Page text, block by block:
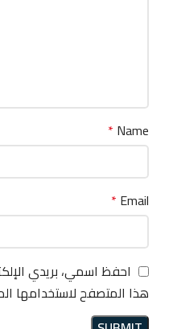
Name
*
Email
*
احفظ اسمي، بريدي
هذا المتصفح لاستخدامها